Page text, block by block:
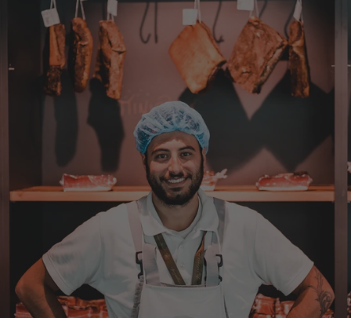
Super Qualität. Geschmacklich hervorragend.
9.8.2026
Anonym
Verifizierter Kunde
Die Produkte von Euch sind super.
Roberto
Verifizierter Kunde
Geschmacklich hervorragend
9.8.2026
Werner
Verifizierter Kunde